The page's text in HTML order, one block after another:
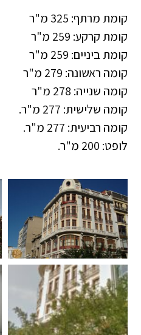
קומת מרתף: 325 מ"ר
קומת קרקע: 259 מ"ר
קומת ביניים: 259 מ"ר
קומה ראשונה: 279 מ"ר
קומה שנייה: 278 מ"ר
קומה שלישית: 277 מ"ר.
קומה רביעית: 277 מ"ר.
לופט: 200 מ"ר.